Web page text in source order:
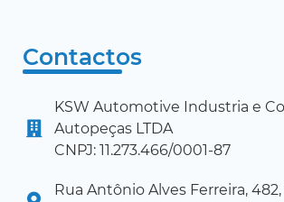
Contactos
KSW Automotive Industria e
Autopeças LTDA
CNPJ: 11.273.466/0001-87
Rua Antônio Alves Ferreira, 482,